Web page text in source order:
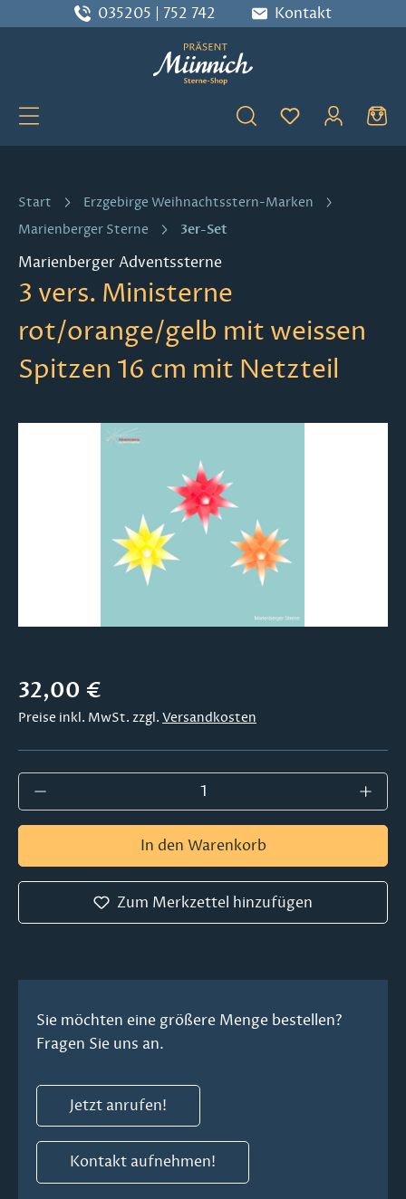
Zum Hauptinhalt springen
035205 | 752 742 Kontakt
Du hast 0
Start
Erzgebirge Weihnachtsstern-Marken
Marienberger Sterne
3er-Set
Marienberger Adventssterne
3 vers. Ministerne
rot/orange/gelb mit weissen
Spitzen 16 cm mit Netzteil
Bildergalerie überspringen
Regulärer Preis:
32,00 €
Preise inkl. MwSt. zzgl. Versandkosten
Produkt Anzahl: Gib den gewünschten
In den Warenkorb
Zum Merkzettel hinzufügen
Sie möchten eine größere Menge bestellen?
Fragen Sie uns an.
Jetzt anrufen!
Kontakt aufnehmen!